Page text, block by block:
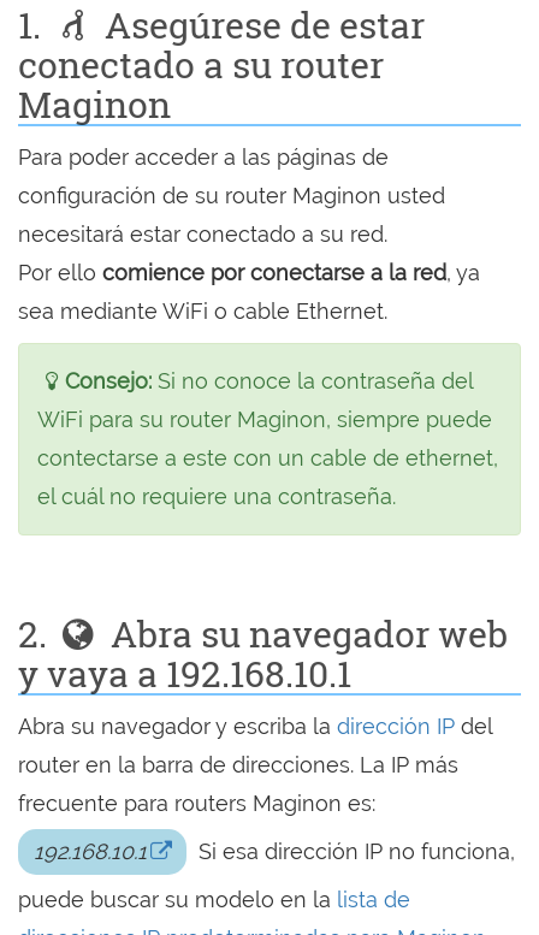
1.
Asegúrese de estar
conectado a su router
Maginon
Para poder acceder a las páginas de
configuración de su router Maginon usted
necesitará estar conectado a su red.
Por ello comience por conectarse a la red, ya
sea mediante WiFi o cable Ethernet.
Consejo: Si no conoce la contraseña del
WiFi para su router Maginon, siempre puede
contectarse a este con un cable de ethernet,
el cuál no requiere una contraseña.
2.
Abra su navegador web
y vaya a 192.168.10.1
Abra su navegador y escriba la dirección IP del
router en la barra de direcciones. La IP más
frecuente para routers Maginon es:
192.168.10.1
Si esa dirección IP no funciona,
puede buscar su modelo en la lista de